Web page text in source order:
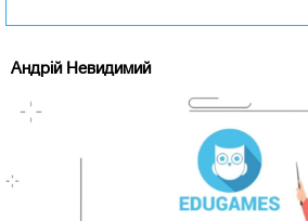
Андрій Невидимий